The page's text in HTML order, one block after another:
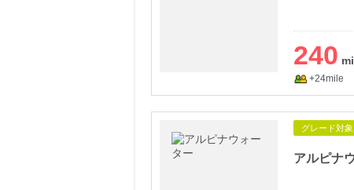
240
+24mile
グレード対象